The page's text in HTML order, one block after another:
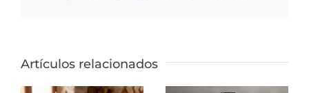
Artículos relacionados